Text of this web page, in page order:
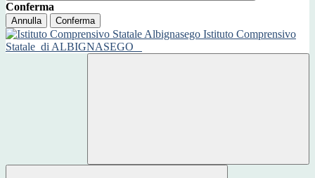
Conferma
Annulla Conferma
Istituto Comprensivo
Statale di ALBIGNASEGO